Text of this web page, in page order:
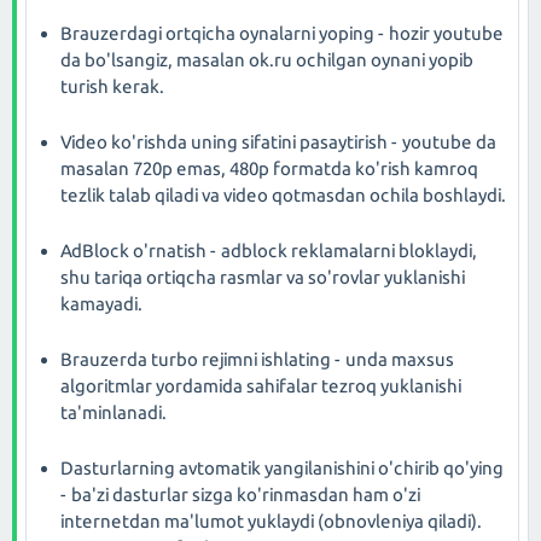
Brauzerdagi ortqicha oynalarni yoping - hozir youtube
da bo'lsangiz, masalan ok.ru ochilgan oynani yopib
turish kerak.
Video ko'rishda uning sifatini pasaytirish - youtube da
masalan 720p emas, 480p formatda ko'rish kamroq
tezlik talab qiladi va video qotmasdan ochila boshlaydi.
AdBlock o'rnatish - adblock reklamalarni bloklaydi,
shu tariqa ortiqcha rasmlar va so'rovlar yuklanishi
kamayadi.
Brauzerda turbo rejimni ishlating - unda maxsus
algoritmlar yordamida sahifalar tezroq yuklanishi
ta'minlanadi.
Dasturlarning avtomatik yangilanishini o'chirib qo'ying
- ba'zi dasturlar sizga ko'rinmasdan ham o'zi
internetdan ma'lumot yuklaydi (obnovleniya qiladi).